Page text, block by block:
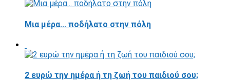
Μια μέρα... ποδήλατο στην πόλη
2 ευρώ την ημέρα ή τη ζωή του παιδιού σου;